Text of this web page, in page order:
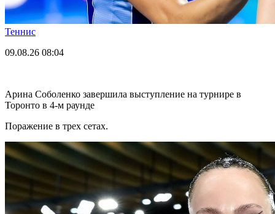
Теннис
09.08.26 08:04
Арина Соболенко завершила выступление на турнире в
Торонто в 4-м раунде
Поражение в трех сетах.